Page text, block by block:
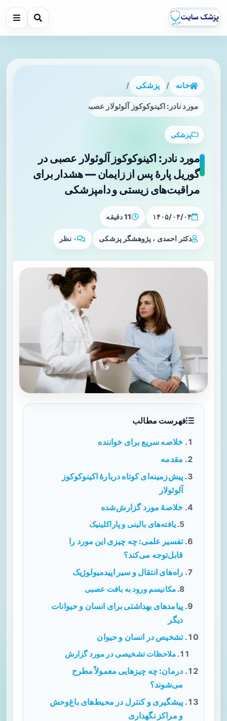
خانه / پزشکی /
مورد نادر: اکینوکوکوز آلوئولار عصبی در گوریل پارۀ پس از
پزشکی
مورد نادر: اکینوکوکوز آلوئولار عصبی در
گوریل پارۀ پس از زایمان — هشدار برای
مراقبت‌های زیستی و دامپزشکی
۱۴۰۵/۰۴/۰۴ 11 دقیقه
دکتر احمدی ، پژوهشگر پزشکی ۰ نظر
فهرست مطالب
خلاصه سریع برای خواننده
مقدمه
پیش‌زمینه‌ای کوتاه دربارهٔ اکینوکوکوز
آلوئولار
خلاصهٔ مورد گزارش‌شده
یافته‌های بالینی و پاراکلینیک
تفسیر علمی: چه چیزی این مورد را
قابل‌توجه می‌کند؟
راه‌های انتقال و سیر اپیدمیولوژیک
مکانیسم ورود به بافت عصبی
پیامدهای بهداشتی برای انسان و حیوانات
دیگر
تشخیص در انسان و حیوان
ملاحظات تشخیصی در مورد گزارش
درمان: چه چیزهایی معمولاً مطرح
می‌شوند؟
پیشگیری و کنترل در محیط‌های باغ‌وحش
و مراکز نگهداری